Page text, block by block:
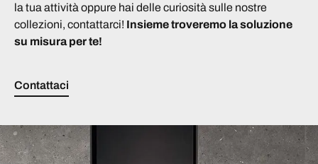
la tua attività oppure hai delle curiosità sulle nostre
collezioni, contattarci! Insieme troveremo la soluzione
su misura per te!
Contattaci